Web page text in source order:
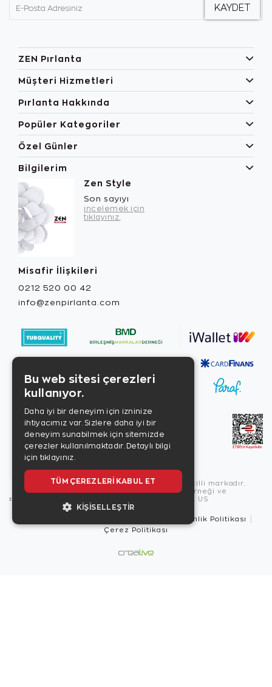
ZEN Pırlanta
Müşteri Hizmetleri
Pırlanta Hakkında
Popüler Kategoriler
Özel Günler
Bilgilerim
Zen Style
Son sayıyı
incelemek için
tıklayınız.
Misafir İlişkileri
0212 520 00 42
info@zenpirlanta.com
Copyright © 2026, Zen Diamond tescilli markadır.
Zen Diamond Birleşmiş Markalar Derneği ve
Turquality Destek Programı üyesidir. US
Güvenlik Politikası
Çerez Politikası
Bu web sitesi çerezleri
kullanıyor.
Daha iyi bir deneyim için izninize
ihtiyacımız var. Sizlere daha iyi bir
deneyim sunabilmek için sitemizde
çerezler kullanılmaktadır. Detaylı bilgi
için tıklayınız.
TÜM ÇEREZLERI KABUL ET
KIŞISELLEŞTIR